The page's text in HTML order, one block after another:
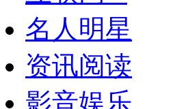
名人明星
资讯阅读
影音娱乐